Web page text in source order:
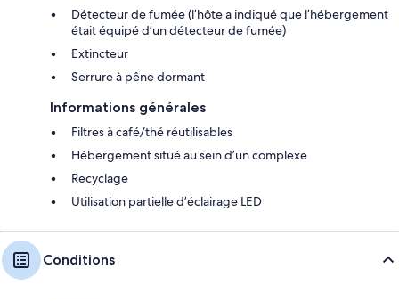
Détecteur de fumée (l’hôte a indiqué que l’hébergement
était équipé d’un détecteur de fumée)
Extincteur
Serrure à pêne dormant
Informations générales
Filtres à café/thé réutilisables
Hébergement situé au sein d’un complexe
Recyclage
Utilisation partielle d’éclairage LED
Conditions